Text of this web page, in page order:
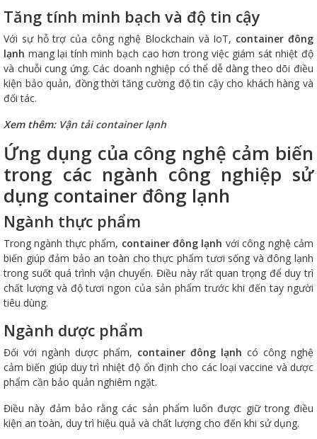
Tăng tính minh bạch và độ tin cậy
Với sự hỗ trợ của công nghệ Blockchain và IoT, container đông
lạnh mang lại tính minh bạch cao hơn trong việc giám sát nhiệt độ
và chuỗi cung ứng. Các doanh nghiệp có thể dễ dàng theo dõi điều
kiện bảo quản, đồng thời tăng cường độ tin cậy cho khách hàng và
đối tác.
Xem thêm: Vận tải container lạnh
Ứng dụng của công nghệ cảm biến
trong các ngành công nghiệp sử
dụng container đông lạnh
Ngành thực phẩm
Trong ngành thực phẩm, container đông lạnh với công nghệ cảm
biến giúp đảm bảo an toàn cho thực phẩm tươi sống và đông lạnh
trong suốt quá trình vận chuyển. Điều này rất quan trọng để duy trì
chất lượng và độ tươi ngon của sản phẩm trước khi đến tay người
tiêu dùng.
Ngành dược phẩm
Đối với ngành dược phẩm, container đông lạnh có công nghệ
cảm biến giúp duy trì nhiệt độ ổn định cho các loại vaccine và dược
phẩm cần bảo quản nghiêm ngặt.
Điều này đảm bảo rằng các sản phẩm luôn được giữ trong điều
kiện an toàn, duy trì hiệu quả và chất lượng cho đến khi sử dụng.